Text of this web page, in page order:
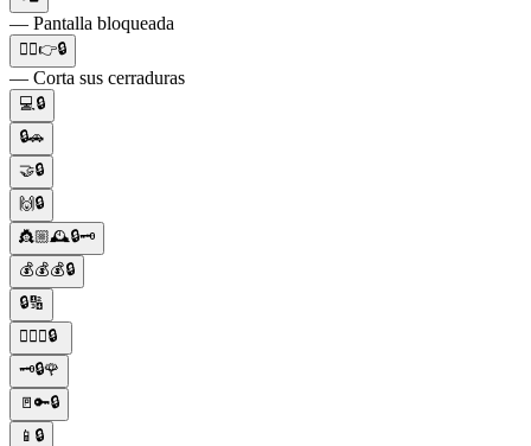
— Pantalla bloqueada
💇‍♂️👉🔒
— Corta sus cerraduras
💻🔒
🔒🚗
🤝🔒
🙌🔒
👸🏼🕰️🔒🗝️
💰💰💰🔒
🔒🔢
🕵️‍♂️👀🔒
🗝️🔒🌹
🚪🔑🔒
📱🔒